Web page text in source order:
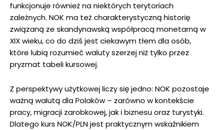
funkcjonuje również na niektórych terytoriach
zależnych. NOK ma też charakterystyczną historię
związaną ze skandynawską współpracą monetarną w
XIX wieku, co do dziś jest ciekawym tłem dla osób,
które lubią rozumieć waluty szerzej niż tylko przez
pryzmat tabeli kursowej.
Z perspektywy użytkowej liczy się jedno: NOK pozostaje
ważną walutą dla Polaków – zarówno w kontekście
pracy, migracji zarobkowej, jak i biznesu oraz turystyki.
Dlatego kurs NOK/PLN jest praktycznym wskaźnikiem